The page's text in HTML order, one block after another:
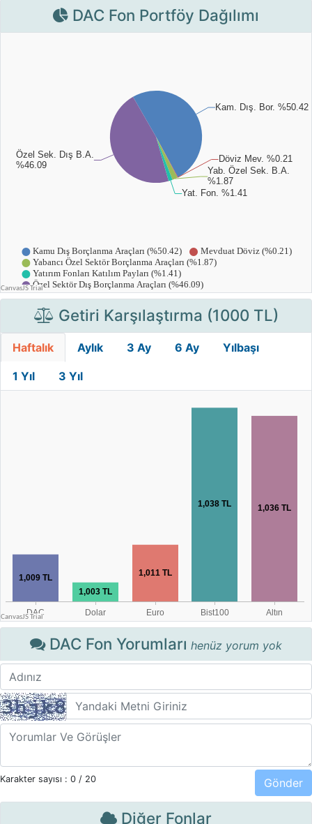
DAC Fon Portföy Dağılımı
Getiri Karşılaştırma (1000 TL)
Haftalık Aylık 3 Ay 6 Ay Yılbaşı
1 Yıl 3 Yıl
DAC Fon Yorumları henüz yorum yok
Karakter sayısı : 0 / 20
Diğer Fonlar